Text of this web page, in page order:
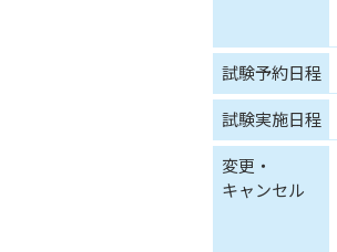
試験予約日程
試験実施日程
変更・
キャンセル